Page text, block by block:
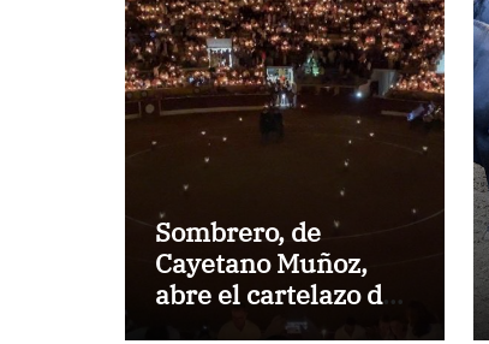
Sombrero, de
Cayetano Muñoz,
abre el cartelazo de
Marbella